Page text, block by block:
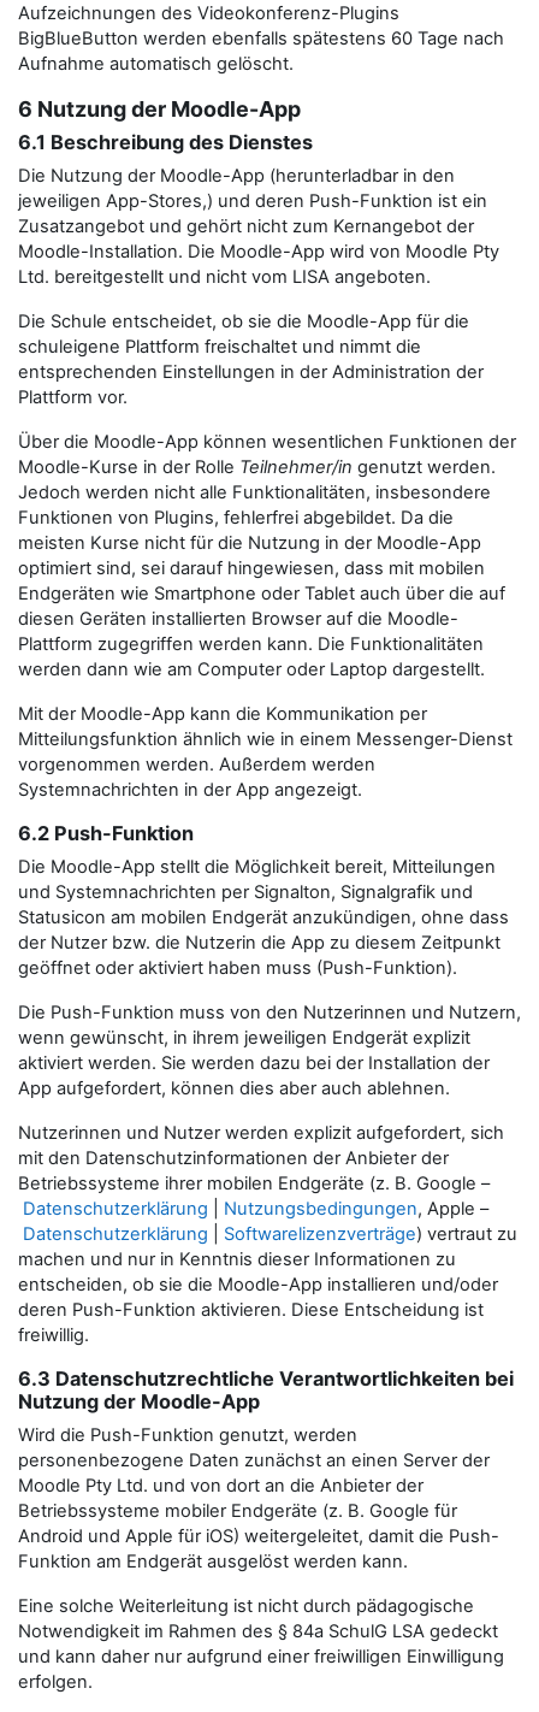
Aufzeichnungen des Videokonferenz-Plugins
BigBlueButton werden ebenfalls spätestens 60 Tage nach
Aufnahme automatisch gelöscht.
6 Nutzung der Moodle-App
6.1 Beschreibung des Dienstes
Die Nutzung der Moodle-App (herunterladbar in den
jeweiligen App-Stores,) und deren Push-Funktion ist ein
Zusatzangebot und gehört nicht zum Kernangebot der
Moodle-Installation. Die Moodle-App wird von Moodle Pty
Ltd. bereitgestellt und nicht vom LISA angeboten.
Die Schule entscheidet, ob sie die Moodle-App für die
schuleigene Plattform freischaltet und nimmt die
entsprechenden Einstellungen in der Administration der
Plattform vor.
Über die Moodle-App können wesentlichen Funktionen der
Moodle-Kurse in der Rolle Teilnehmer/in genutzt werden.
Jedoch werden nicht alle Funktionalitäten, insbesondere
Funktionen von Plugins, fehlerfrei abgebildet. Da die
meisten Kurse nicht für die Nutzung in der Moodle-App
optimiert sind, sei darauf hingewiesen, dass mit mobilen
Endgeräten wie Smartphone oder Tablet auch über die auf
diesen Geräten installierten Browser auf die Moodle-
Plattform zugegriffen werden kann. Die Funktionalitäten
werden dann wie am Computer oder Laptop dargestellt.
Mit der Moodle-App kann die Kommunikation per
Mitteilungsfunktion ähnlich wie in einem Messenger-Dienst
vorgenommen werden. Außerdem werden
Systemnachrichten in der App angezeigt.
6.2 Push-Funktion
Die Moodle-App stellt die Möglichkeit bereit, Mitteilungen
und Systemnachrichten per Signalton, Signalgrafik und
Statusicon am mobilen Endgerät anzukündigen, ohne dass
der Nutzer bzw. die Nutzerin die App zu diesem Zeitpunkt
geöffnet oder aktiviert haben muss (Push-Funktion).
Die Push-Funktion muss von den Nutzerinnen und Nutzern,
wenn gewünscht, in ihrem jeweiligen Endgerät explizit
aktiviert werden. Sie werden dazu bei der Installation der
App aufgefordert, können dies aber auch ablehnen.
Nutzerinnen und Nutzer werden explizit aufgefordert, sich
mit den Datenschutzinformationen der Anbieter der
Betriebssysteme ihrer mobilen Endgeräte (z. B. Google –
Datenschutzerklärung
Nutzungsbedingungen, Apple –
Datenschutzerklärung
Softwarelizenzverträge) vertraut zu
machen und nur in Kenntnis dieser Informationen zu
entscheiden, ob sie die Moodle-App installieren und/oder
deren Push-Funktion aktivieren. Diese Entscheidung ist
freiwillig.
6.3 Datenschutzrechtliche Verantwortlichkeiten bei
Nutzung der Moodle-App
Wird die Push-Funktion genutzt, werden
personenbezogene Daten zunächst an einen Server der
Moodle Pty Ltd. und von dort an die Anbieter der
Betriebssysteme mobiler Endgeräte (z. B. Google für
Android und Apple für iOS) weitergeleitet, damit die Push-
Funktion am Endgerät ausgelöst werden kann.
Eine solche Weiterleitung ist nicht durch pädagogische
Notwendigkeit im Rahmen des § 84a SchulG LSA gedeckt
und kann daher nur aufgrund einer freiwilligen Einwilligung
erfolgen.